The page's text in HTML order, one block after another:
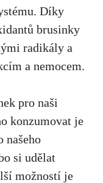
Díky
brusinky
radikály a
a nemocem.
pro naši
konzumovat je
našeho
si udělat
možností je